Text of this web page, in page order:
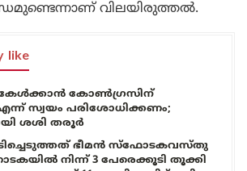
വിലയിരുത്തൽ.
like
കേൾക്കാൻ കോൺഗ്രസിന്
സ്വയം പരിശോധിക്കണം;
ശശി തരൂർ
ഭീമൻ സ്ഫോടകവസ്തു
നിന്ന് 3 പേരെക്കൂടി തൂക്കി